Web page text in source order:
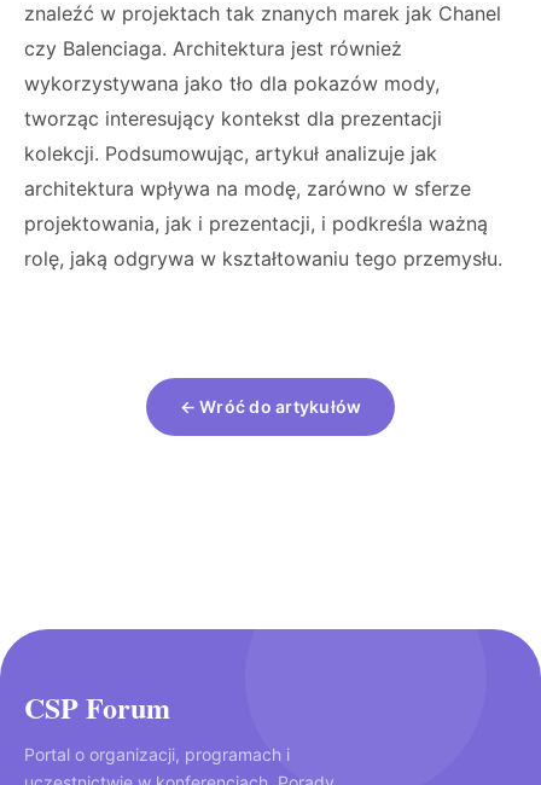
znaleźć w projektach tak znanych marek jak Chanel
czy Balenciaga. Architektura jest również
wykorzystywana jako tło dla pokazów mody,
tworząc interesujący kontekst dla prezentacji
kolekcji. Podsumowując, artykuł analizuje jak
architektura wpływa na modę, zarówno w sferze
projektowania, jak i prezentacji, i podkreśla ważną
rolę, jaką odgrywa w kształtowaniu tego przemysłu.
← Wróć do artykułów
CSP Forum
Portal o organizacji, programach i